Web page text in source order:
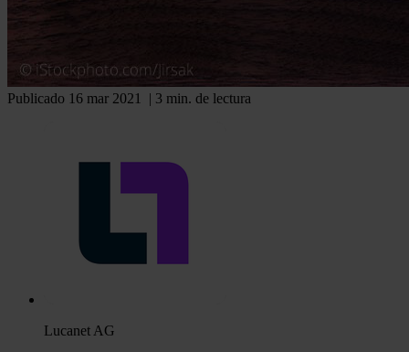
Publicado 16 mar 2021 | 3 min. de lectura
Lucanet AG